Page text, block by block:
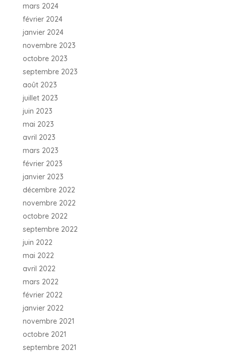
mars 2024
février 2024
janvier 2024
novembre 2023
octobre 2023
septembre 2023
août 2023
juillet 2023
juin 2023
mai 2023
avril 2023
mars 2023
février 2023
janvier 2023
décembre 2022
novembre 2022
octobre 2022
septembre 2022
juin 2022
mai 2022
avril 2022
mars 2022
février 2022
janvier 2022
novembre 2021
octobre 2021
septembre 2021